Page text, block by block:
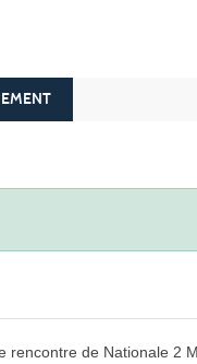
de Nationale 2